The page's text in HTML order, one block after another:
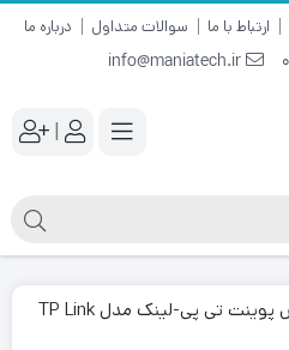
ارتباط با ما سوالات متداول درباره ما
info@maniatech.ir
|
اکسس پوینت تی پی-لینک مدل TP Link